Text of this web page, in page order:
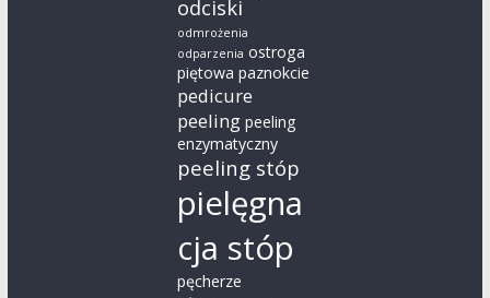
odciski
odmrożenia
odparzenia ostroga
piętowa paznokcie
pedicure
peeling peeling
enzymatyczny
peeling stóp
pielęgna
cja stóp
pęcherze